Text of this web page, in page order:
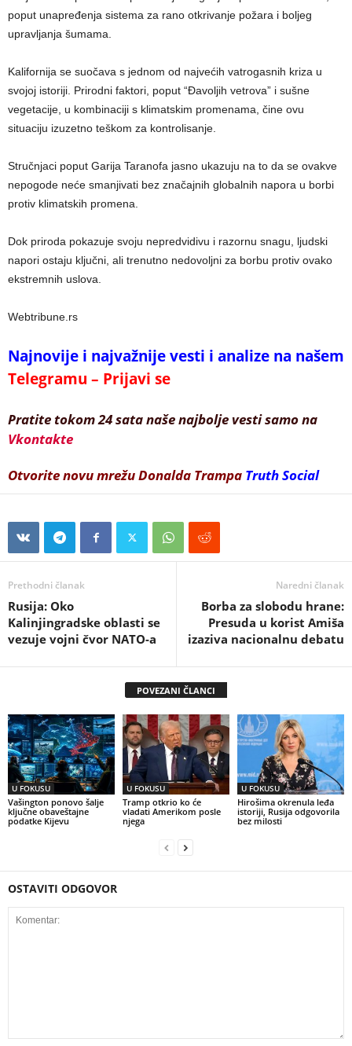
poput unapređenja sistema za rano otkrivanje požara i boljeg
upravljanja šumama.
Kalifornija se suočava s jednom od najvećih vatrogasnih kriza u
svojoj istoriji. Prirodni faktori, poput “Đavoljih vetrova” i sušne
vegetacije, u kombinaciji s klimatskim promenama, čine ovu
situaciju izuzetno teškom za kontrolisanje.
Stručnjaci poput Garija Taranofa jasno ukazuju na to da se ovakve
nepogode neće smanjivati bez značajnih globalnih napora u borbi
protiv klimatskih promena.
Dok priroda pokazuje svoju nepredvidivu i razornu snagu, ljudski
napori ostaju ključni, ali trenutno nedovoljni za borbu protiv ovako
ekstremnih uslova.
Webtribune.rs
Najnovije i najvažnije vesti i analize na našem
Telegramu – Prijavi se
Pratite tokom 24 sata naše najbolje vesti samo na
Vkontakte
Otvorite novu mrežu Donalda Trampa Truth Social
Prethodni članak
Rusija: Oko
Kalinjingradske oblasti se
vezuje vojni čvor NATO-a
Naredni članak
Borba za slobodu hrane:
Presuda u korist Amiša
izaziva nacionalnu debatu
POVEZANI ČLANCI
U FOKUSU
Vašington ponovo šalje
ključne obaveštajne
podatke Kijevu
U FOKUSU
Tramp otkrio ko će
vladati Amerikom posle
njega
U FOKUSU
Hirošima okrenula leđa
istoriji, Rusija odgovorila
bez milosti
OSTAVITI ODGOVOR